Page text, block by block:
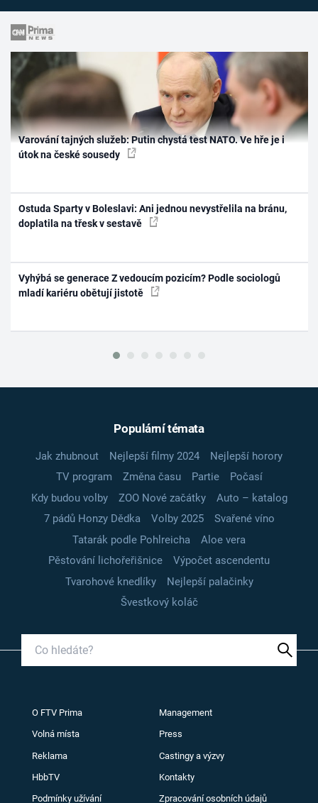
Varování tajných služeb: Putin chystá test NATO. Ve hře je i
útok na české sousedy
Ostuda Sparty v Boleslavi: Ani jednou nevystřelila na bránu,
doplatila na třesk v sestavě
Vyhýbá se generace Z vedoucím pozicím? Podle sociologů
mladí kariéru obětují jistotě
Populární témata
Jak zhubnout Nejlepší filmy 2024
Nejlepší horory
TV program
Změna času Partie
Počasí
Kdy budou volby
ZOO Nové začátky
Auto – katalog
7 pádů Honzy Dědka
Volby 2025
Svařené víno
Tatarák podle Pohlreicha
Aloe vera
Pěstování lichořeřišnice
Výpočet ascendentu
Tvarohové knedlíky
Nejlepší palačinky
Švestkový koláč
O FTV Prima Management
Volná místa Press
Reklama Castingy a výzvy
HbbTV Kontakty
Podmínky užívání Zpracování osobních údajů